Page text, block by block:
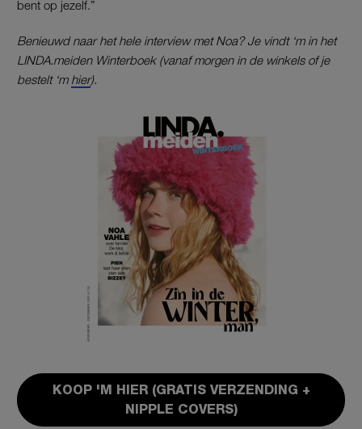
bent op jezelf.”
Benieuwd naar het hele interview met Noa? Je vindt ‘m in het
LINDA.meiden Winterboek (vanaf morgen in de winkels of je
bestelt ‘m hier).
KOOP 'M HIER (GRATIS VERZENDING +
NIPPLE COVERS)